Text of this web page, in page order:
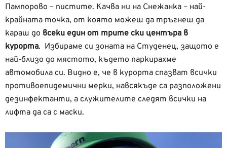
Пампорово – пистите. Качва ни на Снежанка – най-
крайната точка, от която можеш да тръгнеш да
караш до всеки един от трите ски центъра в
курорта. Избираме си зоната на Студенец, защото е
най-близо до мястото, където паркирахме
автомобила си. Видно е, че в курорта спазват всички
противоепидемични мерки, навсякъде са разположени
дезинфектанти, а служителите следят всички на
лифта да са с маски.